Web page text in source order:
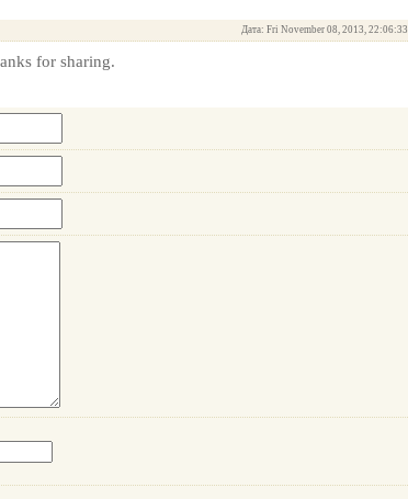
Дата: Fri November 08, 2013, 22:06:33
for sharing.